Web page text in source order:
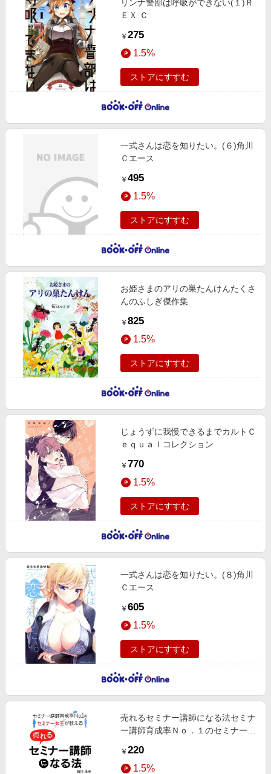
リンナ警部は呼吸ができない(１)Ｒ
ＥＸ Ｃ
￥ 275
1.5%
ストアにすすむ
一式さんは恋を知りたい。(６)角川
Ｃエース
￥ 495
1.5%
ストアにすすむ
お姫さまのアリの巣たんけんたくさ
んのふしぎ傑作集
￥ 825
1.5%
ストアにすすむ
じょうずに我慢できるまでカルトＣ
ｅｑｕａｌコレクション
￥ 770
1.5%
ストアにすすむ
一式さんは恋を知りたい。(８)角川
Ｃエース
￥ 605
1.5%
ストアにすすむ
売れるセミナー講師になる法セミナ
ー講師育成率Ｎｏ．１のセミナー女
￥ 220
1.5%